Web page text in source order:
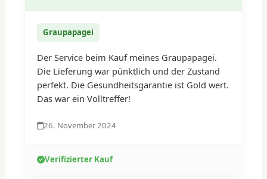
Graupapagei
Der Service beim Kauf meines Graupapagei.
Die Lieferung war pünktlich und der Zustand
perfekt. Die Gesundheitsgarantie ist Gold wert.
Das war ein Volltreffer!
26. November 2024
Verifizierter Kauf